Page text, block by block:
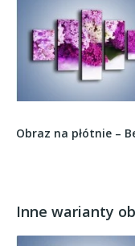
Inne warianty